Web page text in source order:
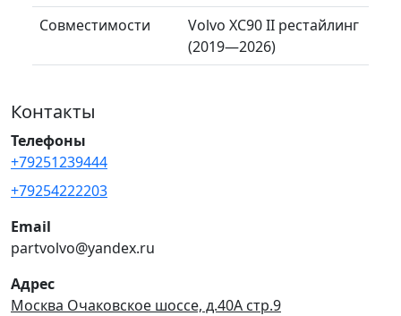
Совместимости
Volvo XC90 II рестайлинг
(2019—2026)
Контакты
Телефоны
+79251239444
+79254222203
Email
partvolvo@yandex.ru
Адрес
Москва Очаковское шоссе, д.40А стр.9